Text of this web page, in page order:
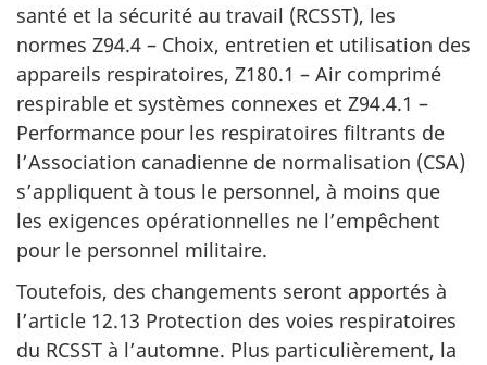
santé et la sécurité au travail (RCSST), les
normes Z94.4 – Choix, entretien et utilisation des
appareils respiratoires, Z180.1 – Air comprimé
respirable et systèmes connexes et Z94.4.1 –
Performance pour les respiratoires filtrants de
l’Association canadienne de normalisation (CSA)
s’appliquent à tous le personnel, à moins que
les exigences opérationnelles ne l’empêchent
pour le personnel militaire.
Toutefois, des changements seront apportés à
l’article 12.13 Protection des voies respiratoires
du RCSST à l’automne. Plus particulièrement, la